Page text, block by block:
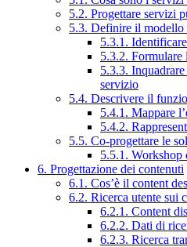
5.2. Progettare servizi
5.3. Definire il modello
5.3.1.
5.3.2. Formulare
5.3.3.
servizio
5.4. Descrivere il
5.4.1. Mappare
5.4.2.
5.5. Co-progettare le
5.5.1. Workshop
6. Progettazione dei contenuti
6.1. Cos’è il content
6.2. Ricerca utente sui
6.2.1. Content
6.2.2. Dati di
6.2.3. Ricerca